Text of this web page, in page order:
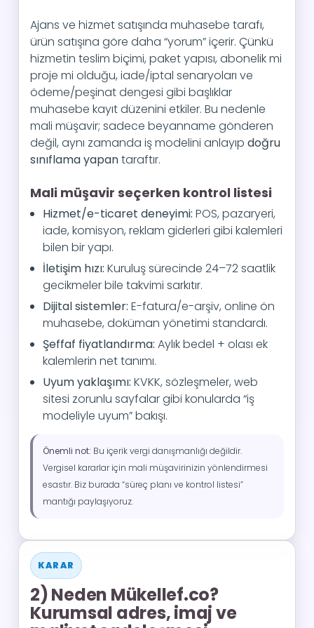
Ajans ve hizmet satışında muhasebe tarafı,
ürün satışına göre daha “yorum” içerir. Çünkü
hizmetin teslim biçimi, paket yapısı, abonelik mi
proje mi olduğu, iade/iptal senaryoları ve
ödeme/peşinat dengesi gibi başlıklar
muhasebe kayıt düzenini etkiler. Bu nedenle
mali müşavir; sadece beyanname gönderen
değil, aynı zamanda iş modelini anlayıp doğru
sınıflama yapantaraftır.
Mali müşavir seçerken kontrol listesi
Hizmet/e-ticaret deneyimi: POS, pazaryeri,
iade, komisyon, reklam giderleri gibi kalemleri
bilen bir yapı.
İletişim hızı: Kuruluş sürecinde 24–72 saatlik
gecikmeler bile takvimi sarkıtır.
Dijital sistemler: E-fatura/e-arşiv, online ön
muhasebe, doküman yönetimi standardı.
Şeffaf fiyatlandırma: Aylık bedel + olası ek
kalemlerin net tanımı.
Uyum yaklaşımı: KVKK, sözleşmeler, web
sitesi zorunlu sayfalar gibi konularda “iş
modeliyle uyum” bakışı.
Önemli not: Bu içerik vergi danışmanlığı değildir.
Vergisel kararlar için mali müşavirinizin yönlendirmesi
esastır. Biz burada “süreç planı ve kontrol listesi”
mantığı paylaşıyoruz.
KARAR
2) Neden Mükellef.co?
Kurumsal adres, imaj ve